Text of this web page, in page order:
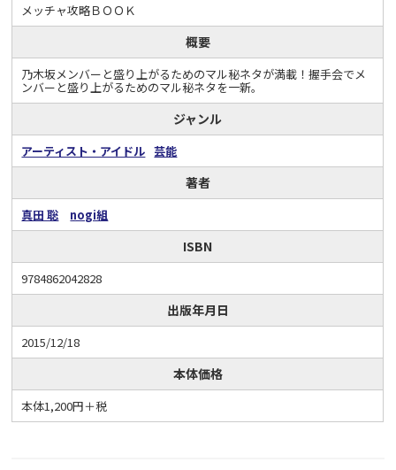
メッチャ攻略ＢＯＯＫ
概要
乃木坂メンバーと盛り上がるためのマル秘ネタが満載！握手会でメ
ンバーと盛り上がるためのマル秘ネタを一新。
ジャンル
アーティスト・アイドル 芸能
著者
真田 聡 nogi組
ISBN
9784862042828
出版年月日
2015/12/18
本体価格
本体1,200円＋税